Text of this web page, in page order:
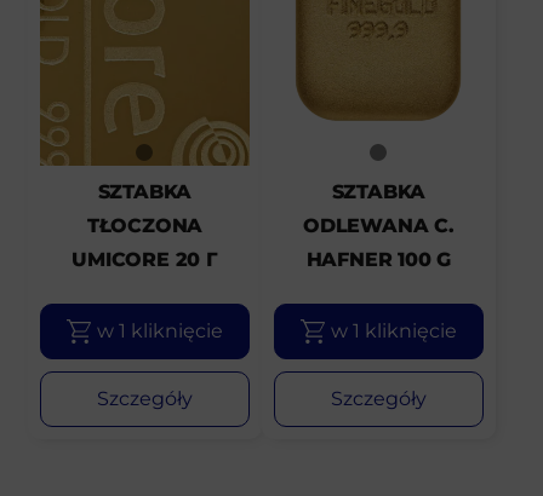
SZTABKA
TŁOCZONA
UMICORE 20 Г
w 1 kliknięcie
Szczegóły
SZTABKA
ODLEWANA C.
HAFNER 100 G
w 1 kliknięcie
Szczegóły